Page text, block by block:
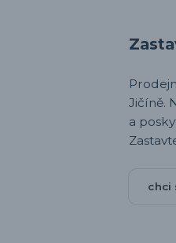
Jičíně.
a
chci